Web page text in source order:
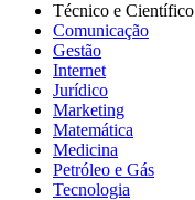
Técnico e Científico
Comunicação
Gestão
Internet
Jurídico
Marketing
Matemática
Medicina
Petróleo e Gás
Tecnologia